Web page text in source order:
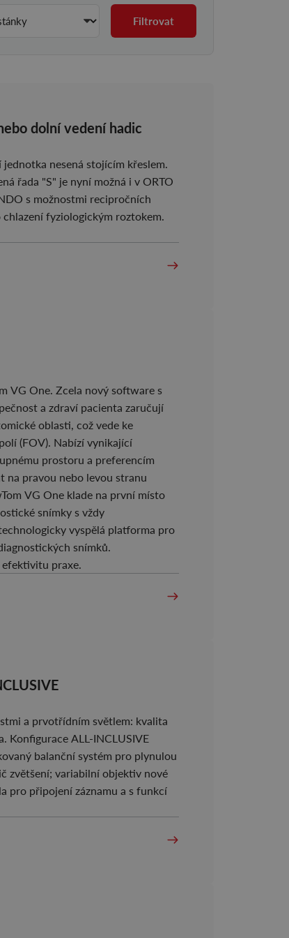
Filtrovat
dolní vedení hadic
nesená stojícím křeslem.
řada "S" je nyní možná i v ORTO
s možnostmi recipročních
fyziologickým roztokem.
VG One. Zcela nový software s
a zdraví pacienta zaručují
oblasti, což vede ke
(FOV). Nabízí vynikající
prostoru a preferencím
na pravou nebo levou stranu
VG One klade na první místo
snímky s vždy
vyspělá platforma pro
snímků.
praxe.
a prvotřídním světlem: kvalita
Konfigurace ALL-INCLUSIVE
balanční systém pro plynulou
zvětšení; variabilní objektiv nové
pro připojení záznamu a s funkcí